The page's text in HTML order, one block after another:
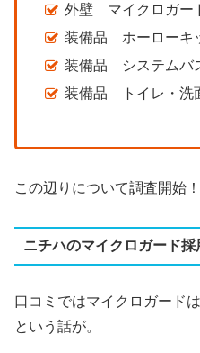
外壁 マイクロガー
装備品 ホーローキ
装備品 システムバ
装備品 トイレ・洗
この辺りについて調査開始！
ニチハのマイクロガード採
口コミではマイクロガード
という話が。